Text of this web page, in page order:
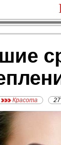
Красота